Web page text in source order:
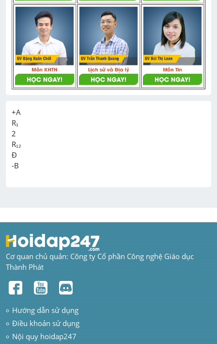
+A
R₁
2
R₁₂
Đ
Cơ quan chủ quản: Công ty Cổ phần Công nghệ Giáo dục
Thành Phát
Hướng dẫn sử dụng
Điều khoản sử dụng
Nội quy hoidap247